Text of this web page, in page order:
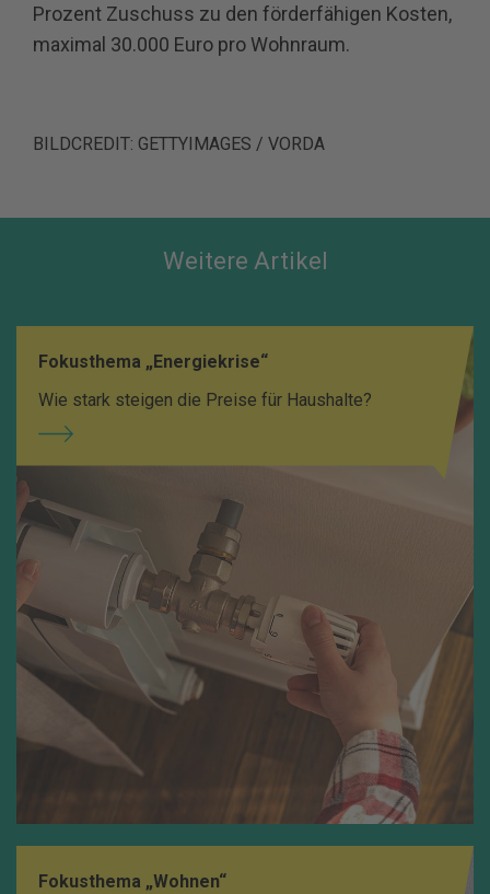
Prozent Zuschuss zu den förderfähigen Kosten,
maximal 30.000 Euro pro Wohnraum.
BILDCREDIT: GETTYIMAGES / VORDA
Weitere Artikel
Fokusthema „Energiekrise“
Wie stark steigen die Preise für Haushalte?
Fokusthema „Wohnen“